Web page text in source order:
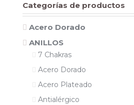
Categorías de productos
Acero Dorado
ANILLOS
7 Chakras
Acero Dorado
Acero Plateado
Antialérgico